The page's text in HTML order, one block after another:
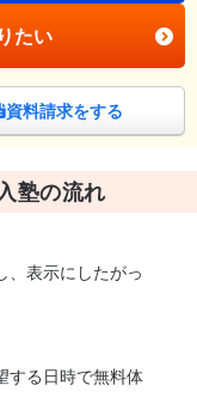
たい
資料請求をする
塾の流れ
、表示にしたがっ
する日時で無料体